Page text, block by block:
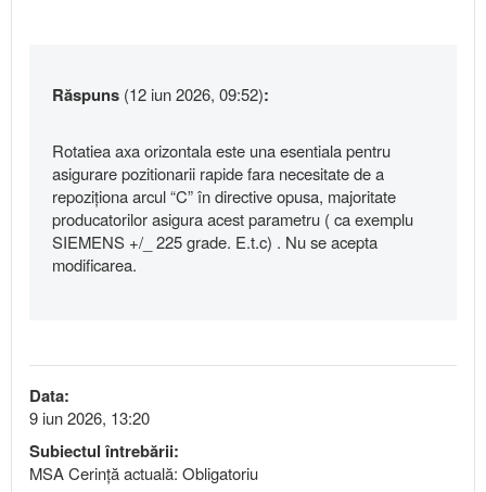
Răspuns (12 iun 2026, 09:52):
Rotatiea axa orizontala este una esentiala pentru
asigurare pozitionarii rapide fara necesitate de a
repoziționa arcul “C” în directive opusa, majoritate
producatorilor asigura acest parametru ( ca exemplu
SIEMENS +/_ 225 grade. E.t.c) . Nu se acepta
modificarea.
Data:
9 iun 2026, 13:20
Subiectul întrebării:
MSA Cerință actuală: Obligatoriu